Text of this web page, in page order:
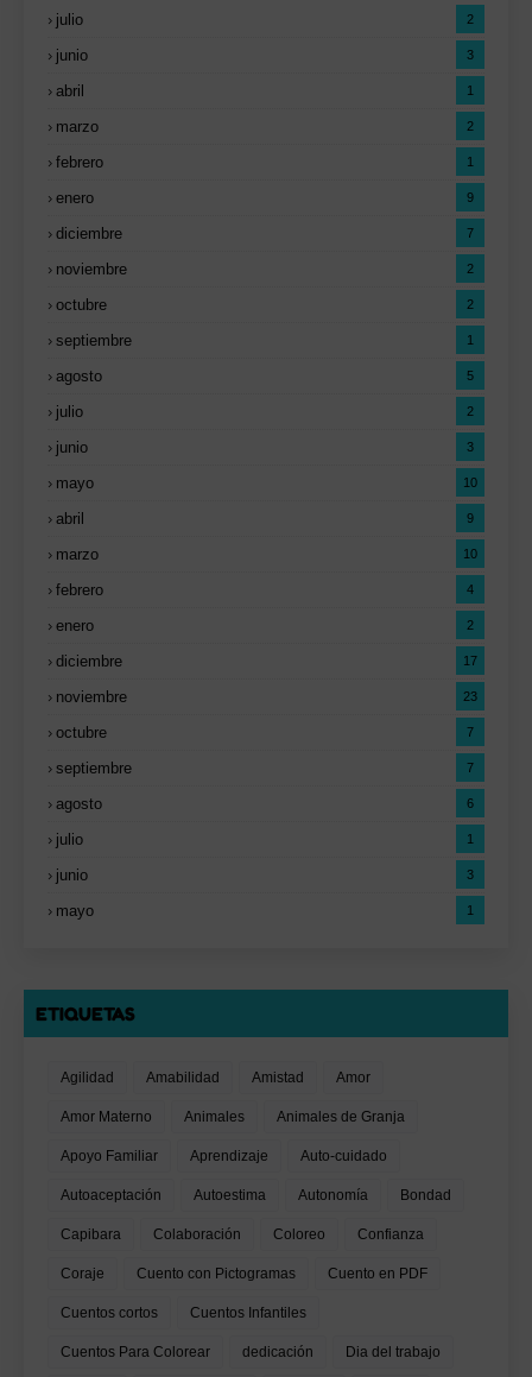
julio 2
junio 3
abril 1
marzo 2
febrero 1
enero 9
diciembre 7
noviembre 2
octubre 2
septiembre 1
agosto 5
julio 2
junio 3
mayo 10
abril 9
marzo 10
febrero 4
enero 2
diciembre 17
noviembre 23
octubre 7
septiembre 7
agosto 6
julio 1
junio 3
mayo 1
ETIQUETAS
Agilidad Amabilidad Amistad Amor
Amor Materno Animales Animales de Granja
Apoyo Familiar Aprendizaje Auto-cuidado
Autoaceptación Autoestima Autonomía Bondad
Capibara Colaboración Coloreo Confianza
Coraje Cuento con Pictogramas Cuento en PDF
Cuentos cortos Cuentos Infantiles
Cuentos Para Colorear dedicación Dia del trabajo